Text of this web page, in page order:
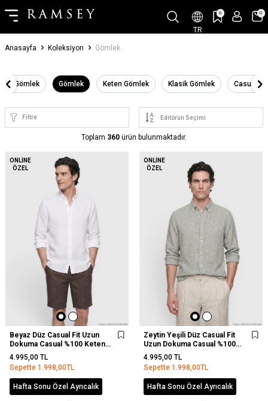
TR
0 0
Anasayfa Koleksiyon Gömlek
Fit Gömlek Gömlek Keten Gömlek Klasik Gömlek Casual
Filtre
Toplam 360 ürün bulunmaktadır.
ONLINE
ÖZEL
Beyaz Düz Casual Fit Uzun
Dokuma Casual %100 Keten
Gömlek
4.995,00 TL
Sepette 1.998,00TL
Hafta Sonu Özel Ayrıcalık
ONLINE
ÖZEL
Zeytin Yeşili Düz Casual Fit
Uzun Dokuma Casual %100
Keten Gömlek
4.995,00 TL
Sepette 1.998,00TL
Hafta Sonu Özel Ayrıcalık